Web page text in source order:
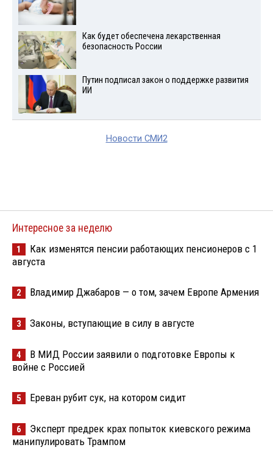
Как будет обеспечена лекарственная
безопасность России
Путин подписал закон о поддержке развития
ИИ
Новости СМИ2
Интересное за неделю
1
Как изменятся пенсии работающих пенсионеров с 1
августа
2 Владимир Джабаров — о том, зачем Европе Армения
3 Законы, вступающие в силу в августе
4
В МИД России заявили о подготовке Европы к
войне с Россией
5 Ереван рубит сук, на котором сидит
6
Эксперт предрек крах попыток киевского режима
манипулировать Трампом